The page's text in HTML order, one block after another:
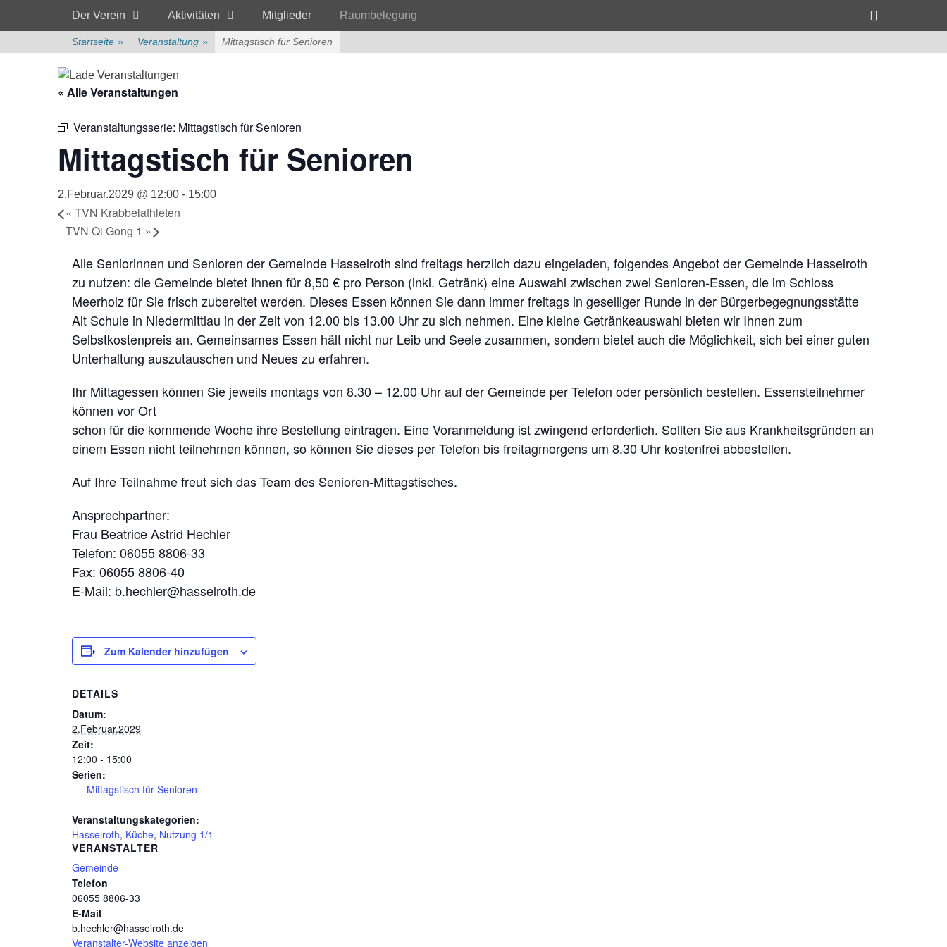
überspringen
Primärmenü
Der Verein Aktivitäten Mitglieder Raumbelegung
Toggle
Startseite » Veranstaltung » Mittagstisch für Senioren
« Alle Veranstaltungen
Veranstaltungsserie: Mittagstisch für Senioren
Mittagstisch für Senioren
2.Februar.2029 @ 12:00 - 15:00
« TVN Krabbelathleten
TVN Qi Gong 1 »
Alle Seniorinnen und Senioren der Gemeinde Hasselroth sind freitags herzlich dazu eingeladen, folgendes Angebot der Gemeinde Hasselroth
zu nutzen: die Gemeinde bietet Ihnen für 8,50 € pro Person (inkl. Getränk) eine Auswahl zwischen zwei Senioren-Essen, die im Schloss
Meerholz für Sie frisch zubereitet werden. Dieses Essen können Sie dann immer freitags in geselliger Runde in der Bürgerbegegnungsstätte
Alt Schule in Niedermittlau in der Zeit von 12.00 bis 13.00 Uhr zu sich nehmen. Eine kleine Getränkeauswahl bieten wir Ihnen zum
Selbstkostenpreis an. Gemeinsames Essen hält nicht nur Leib und Seele zusammen, sondern bietet auch die Möglichkeit, sich bei einer guten
Unterhaltung auszutauschen und Neues zu erfahren.
Ihr Mittagessen können Sie jeweils montags von 8.30 – 12.00 Uhr auf der Gemeinde per Telefon oder persönlich bestellen. Essensteilnehmer
können vor Ort
schon für die kommende Woche ihre Bestellung eintragen. Eine Voranmeldung ist zwingend erforderlich. Sollten Sie aus Krankheitsgründen an
einem Essen nicht teilnehmen können, so können Sie dieses per Telefon bis freitagmorgens um 8.30 Uhr kostenfrei abbestellen.
Auf Ihre Teilnahme freut sich das Team des Senioren-Mittagstisches.
Ansprechpartner:
Frau Beatrice Astrid Hechler
Telefon: 06055 8806-33
Fax: 06055 8806-40
E-Mail: b.hechler@hasselroth.de
Zum Kalender hinzufügen
DETAILS
Datum:
2.Februar.2029
Zeit:
12:00 - 15:00
Serien:
Mittagstisch für Senioren
Veranstaltungskategorien:
Hasselroth, Küche, Nutzung 1/1
VERANSTALTER
Gemeinde
Telefon
06055 8806-33
E-Mail
b.hechler@hasselroth.de
Veranstalter-Website anzeigen